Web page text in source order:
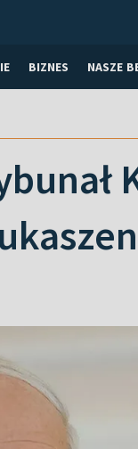
BIZNES NASZE